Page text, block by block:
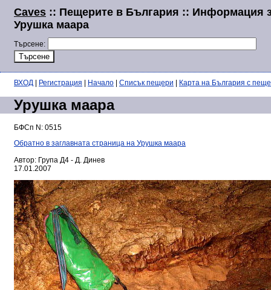
Caves :: Пещерите в България :: Информация
Урушка маара
Търсене:
ВХОД Регистрация Начало Списък пещери Карта на България с
Урушка маара
БФСп N: 0515
Обратно в заглавната страница на Урушка маара
Автор: Група Д4 - Д. Динев
17.01.2007